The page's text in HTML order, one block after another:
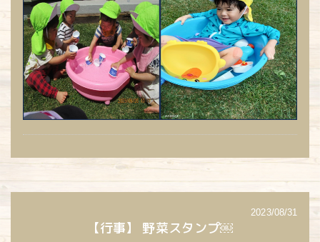
2023/08/31
【行事】 野菜スタンプ￼